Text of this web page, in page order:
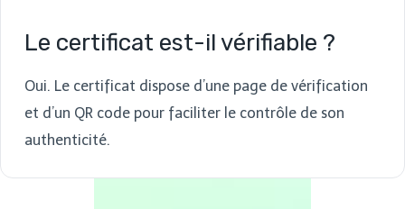
Le certificat est-il vérifiable ?
Oui. Le certificat dispose d’une page de vérification
et d’un QR code pour faciliter le contrôle de son
authenticité.